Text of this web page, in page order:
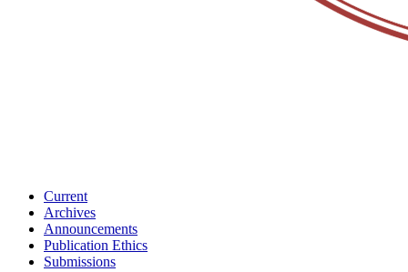
Current
Archives
Announcements
Publication Ethics
Submissions